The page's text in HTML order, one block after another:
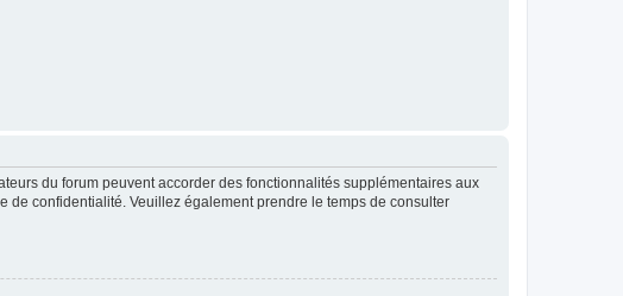
du forum peuvent accorder des fonctionnalités supplémentaires aux
de confidentialité. Veuillez également prendre le temps de consulter